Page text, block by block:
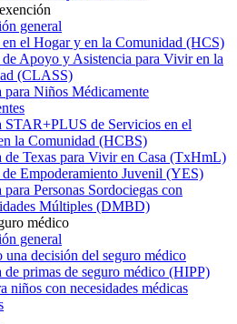
general
en el Hogar y en la Comunidad (HCS)
de Apoyo y Asistencia para Vivir en la
(CLASS)
para Niños Médicamente
STAR+PLUS de Servicios en el
la Comunidad (HCBS)
de Texas para Vivir en Casa (TxHmL)
de Empoderamiento Juvenil (YES)
para Personas Sordociegas con
Múltiples (DMBD)
médico
general
una decisión del seguro médico
de primas de seguro médico (HIPP)
niños con necesidades médicas